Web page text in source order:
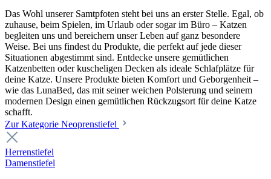
Das Wohl unserer Samtpfoten steht bei uns an erster Stelle. Egal, ob
zuhause, beim Spielen, im Urlaub oder sogar im Büro – Katzen
begleiten uns und bereichern unser Leben auf ganz besondere
Weise. Bei uns findest du Produkte, die perfekt auf jede dieser
Situationen abgestimmt sind. Entdecke unsere gemütlichen
Katzenbetten oder kuscheligen Decken als ideale Schlafplätze für
deine Katze. Unsere Produkte bieten Komfort und Geborgenheit –
wie das LunaBed, das mit seiner weichen Polsterung und seinem
modernen Design einen gemütlichen Rückzugsort für deine Katze
schafft.
Zur Kategorie Neoprenstiefel
Herrenstiefel
Damenstiefel